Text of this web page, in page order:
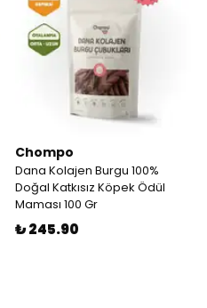
Chompo
Dana Kolajen Burgu 100%
Doğal Katkısız Köpek Ödül
Maması 100 Gr
₺ 245.90